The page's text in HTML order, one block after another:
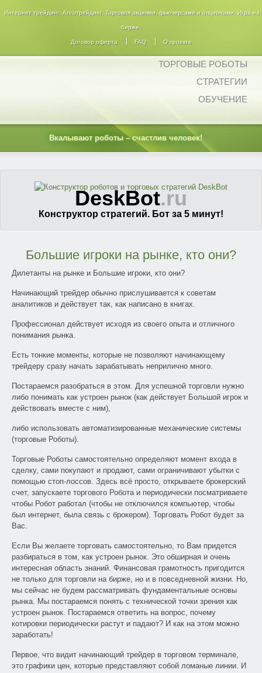
Интернет трейдинг. Алготрейдинг. Торговля акциями, фьючерсами и опционами. Игра на
бирже.
Договор оферта FAQ О проекте
Вкалывают роботы – счастлив человек!
ТОРГОВЫЕ РОБОТЫ
СТРАТЕГИИ
ОБУЧЕНИЕ
DeskBot.ru
Конструктор стратегий. Бот за 5 минут!
Большие игроки на рынке, кто они?
Дилетанты на рынке и Большие игроки, кто они?
Начинающий трейдер обычно прислушивается к советам
аналитиков и действует так, как написано в книгах.
Профессионал действует исходя из своего опыта и отличного
понимания рынка.
Есть тонкие моменты, которые не позволяют начинающему
трейдеру сразу начать зарабатывать неприлично много.
Постараемся разобраться в этом. Для успешной торговли нужно
либо понимать как устроен рынок (как действует Большой игрок и
действовать вместе с ним),
либо использовать автоматизированные механические системы
(торговые Роботы).
Торговые Роботы самостоятельно определяют момент входа в
сделку, сами покупают и продают, сами ограничивают убытки с
помощью стоп-лоссов. Здесь всё просто, открываете брокерский
счет, запускаете торгового Робота и периодически посматриваете
чтобы Робот работал (чтобы не отключился компьютер, чтобы
был интернет, была связь с брокером). Торговать Робот будет за
Вас.
Если Вы желаете торговать самостоятельно, то Вам придется
разбираться в том, как устроен рынок. Это обширная и очень
интересная область знаний. Финансовая грамотность пригодится
не только для торговли на бирже, но и в повседневной жизни. Но,
мы сейчас не будем рассматривать фундаментальные основы
рынка. Мы постараемся понять с технической точки зрения как
устроен рынок. Постараемся ответить на вопрос, почему
котировки периодически растут и падают? И как на этом можно
заработать!
Первое, что видит начинающий трейдер в торговом терминале,
это графики цен, которые представляют собой ломаные линии. И